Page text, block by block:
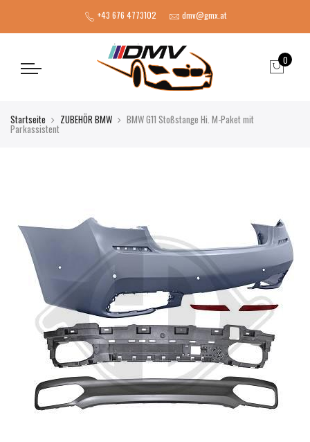
+43 676 4773102 dmv@gmx.at
0
Startseite ZUBEHÖR BMW BMW G11 Stoßstange Hi. M-Paket mit
Parkassistent